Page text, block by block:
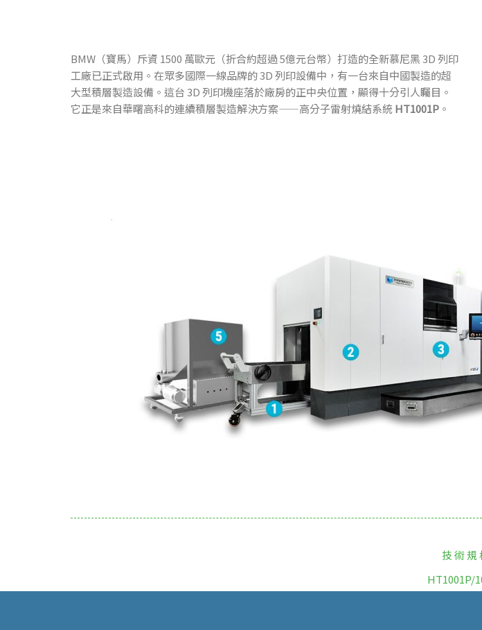
BMW（寶馬）斥資 1500 萬歐元（折合約超過 5億元台幣）打造的全新慕尼黑 3D 列印
工廠已正式啟用。在眾多國際一線品牌的 3D 列印設備中，有一台來自中國製造的超
大型積層製造設備。這台 3D 列印機座落於廠房的正中央位置，顯得十分引人矚目。
它正是來自華曙高科的連續積層製造解決方案——高分子雷射燒結系統 HT1001P 。
技 術 規
HT1001P/